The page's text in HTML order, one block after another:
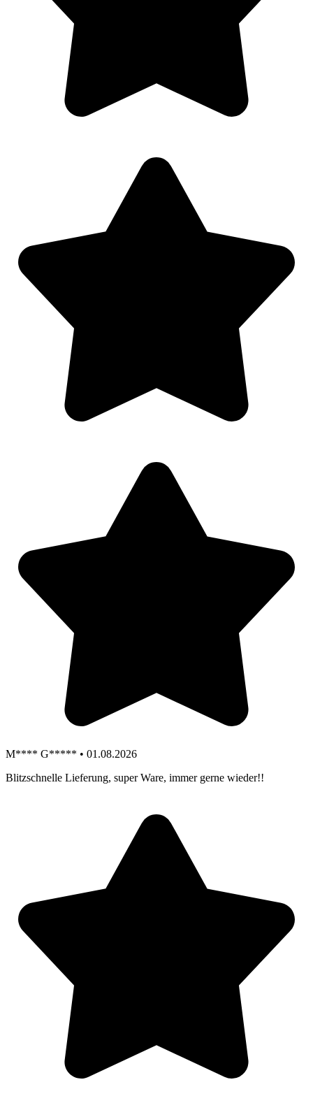
M**** G***** • 01.08.2026
Blitzschnelle Lieferung, super Ware, immer gerne wieder!!